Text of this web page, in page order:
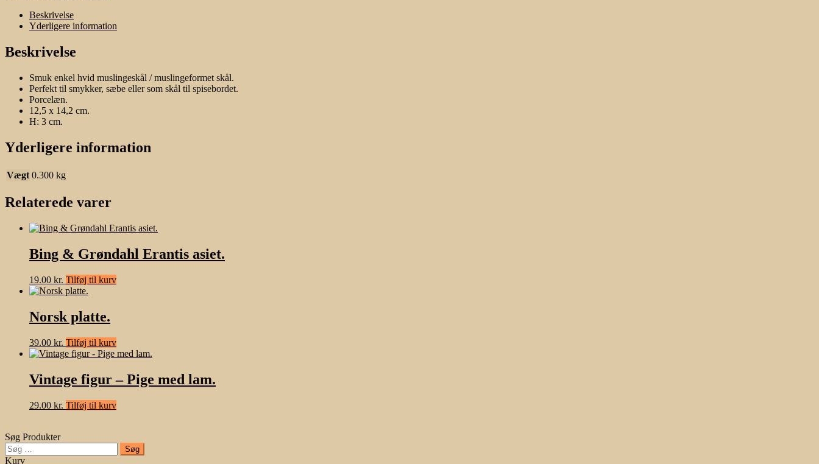
Beskrivelse
Yderligere information
Beskrivelse
Smuk enkel hvid muslingeskål / muslingeformet skål.
Perfekt til smykker, sæbe eller som skål til spisebordet.
Porcelæn.
12,5 x 14,2 cm.
H: 3 cm.
Yderligere information
Vægt 0.300 kg
Relaterede varer
Bing & Grøndahl Erantis asiet.
19.00 kr. Tilføj til kurv
Norsk platte.
39.00 kr. Tilføj til kurv
Vintage figur – Pige med lam.
29.00 kr. Tilføj til kurv
Søg Produkter
Søg
efter:
Kurv